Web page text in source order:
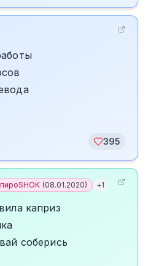
395
пироSHOK (08.01.2020) +1
каприз
соберись